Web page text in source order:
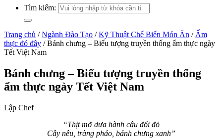
Tìm kiếm:
Trang chủ / Ngành Đào Tạo / Kỹ Thuật Chế Biến Món Ăn / Ẩm
thực đó đây / Bánh chưng – Biểu tượng truyền thống ẩm thực ngày
Tết Việt Nam
Bánh chưng – Biểu tượng truyền thống
ẩm thực ngày Tết Việt Nam
Lập Chef
“Thịt mỡ dưa hành câu đối đỏ
Cây nêu, tràng pháo, bánh chưng xanh”